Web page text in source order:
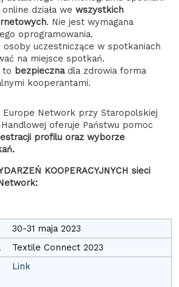
działa we wszystkich
. Nie jest wymagana
oprogramowania.
osoby uczestniczące w spotkaniach
na miejsce spotkań.
to bezpiecznadla zdrowia forma
kooperantami.
Network przy Staropolskiej
oferuje Państwu pomoc
profilu oraz wyborze
KOOPERACYJNYCH sieci
30-31 maja 2023
Textile Connect 2023
Link